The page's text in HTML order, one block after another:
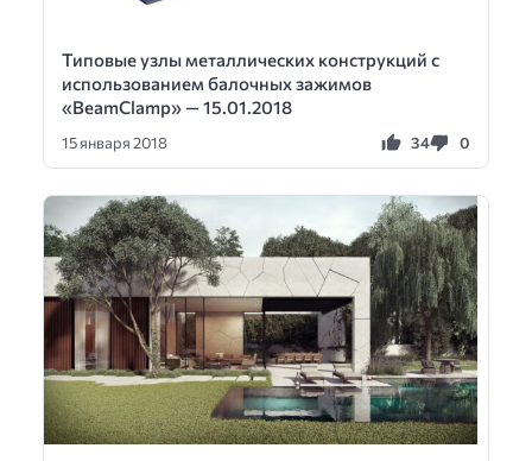
Типовые узлы металлических конструкций с
использованием балочных зажимов
«BeamClamp» — 15.01.2018
15 января 2018 34 0